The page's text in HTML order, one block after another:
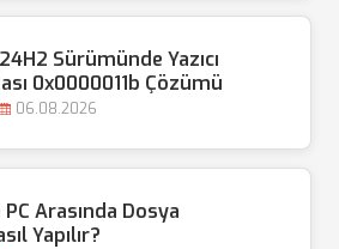
Sürümünde Yazıcı
0x0000011b Çözümü
06.08.2026
PC Arasında Dosya
Yapılır?